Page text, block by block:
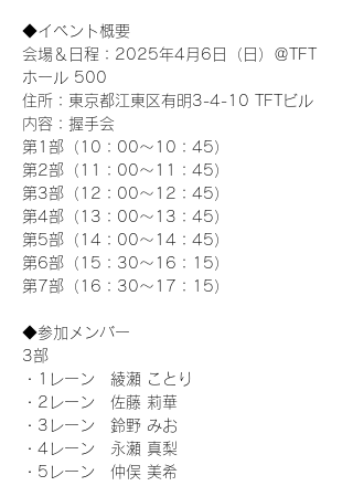
◆イベント概要
会場＆日程：2025年4月6日（日）＠TFT
ホール 500
住所：東京都江東区有明3-4-10 TFTビル
内容：握手会
第1部（10：00～10：45）
第2部（11：00～11：45）
第3部（12：00～12：45）
第4部（13：00～13：45）
第5部（14：00～14：45）
第6部（15：30～16：15）
第7部（16：30～17：15）
◆参加メンバー
3部
・1レーン　綾瀬 ことり
・2レーン　佐藤 莉華
・3レーン　鈴野 みお
・4レーン　永瀬 真梨
・5レーン　仲俣 美希